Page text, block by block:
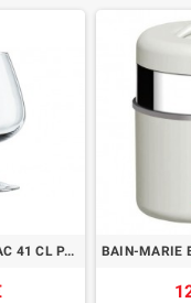
DEGUSTATION COGNAC 41 CL PAR 6